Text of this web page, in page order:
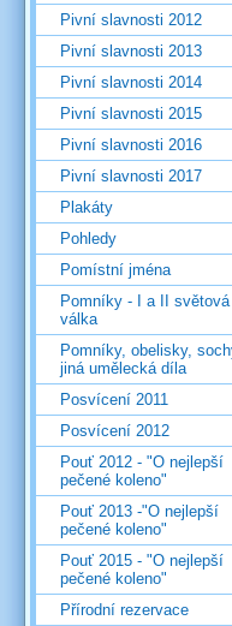
Pivní slavnosti 2012
Pivní slavnosti 2013
Pivní slavnosti 2014
Pivní slavnosti 2015
Pivní slavnosti 2016
Pivní slavnosti 2017
Plakáty
Pohledy
Pomístní jména
Pomníky - I a II světová
válka
Pomníky, obelisky,
jiná umělecká díla
Posvícení 2011
Posvícení 2012
Pouť 2012 - "O nejlepší
pečené koleno"
Pouť 2013 -"O nejlepší
pečené koleno"
Pouť 2015 - "O nejlepší
pečené koleno"
Přírodní rezervace